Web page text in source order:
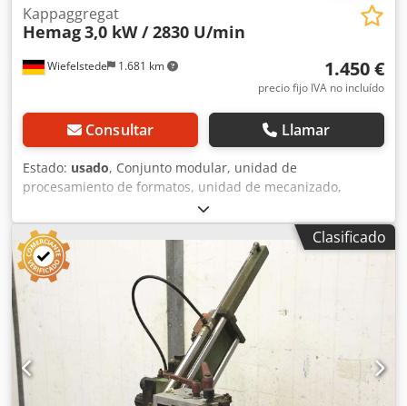
Wiefelstede 1.681 km
Kappaggregat
Hemag3,0 kW / 2830 U/min
1.450 €
precio fijo IVA no incluído
Consultar Llamar
Estado: usado, Conjunto modular, unidad de
procesamiento de formatos, unidad de mecanizado,
unidad de fresado, unidad de fresado de formas, unidad
de fresado para ensamblaje, unidad de corte transversal,
perfiladora de doble extremo, máquina para el
procesamiento de bordes, motor de ranurado, motor de
mecanizado, motor de fresado para máquina de
procesamiento de bordes. -Fabricante: Hemag, unidad de
sierra con ángulo de inclinación de 30° -Disco de sierra:
máx. Ø 350 x 30 mm -Motor: Perske, modelo DKNS 120/2,
3,0 kW / 2830 rpm -Clase de protección: IP 54 -
Dimensiones: 950/780/A 630 mm -Peso: 115 kg Cjdpfx
Amogy Dbwo Tsha
Clasificado